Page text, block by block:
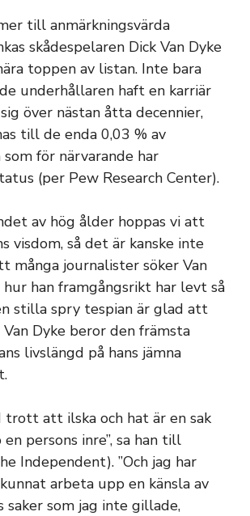
till anmärkningsvärda
skådespelaren Dick Van Dyke
toppen av listan. Inte bara
underhållaren haft en karriär
över nästan åtta decennier,
till de enda 0,03 % av
som för närvarande har
(per Pew Research Center).
av hög ålder hoppas vi att
visdom, så det är kanske inte
många journalister söker Van
hur han framgångsrikt har levt så
stilla spry tespian är glad att
Dyke beror den främsta
livslängd på hans jämna
trott att ilska och hat är en sak
persons inre”, sa han till
Independent). ”Och jag har
arbeta upp en känsla av
saker som jag inte gillade,